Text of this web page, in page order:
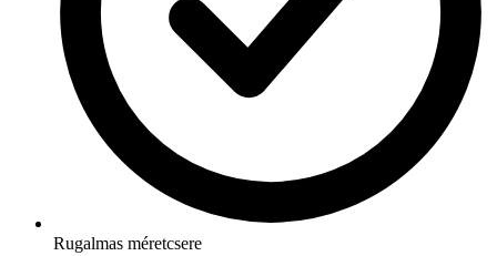
Rugalmas méretcsere